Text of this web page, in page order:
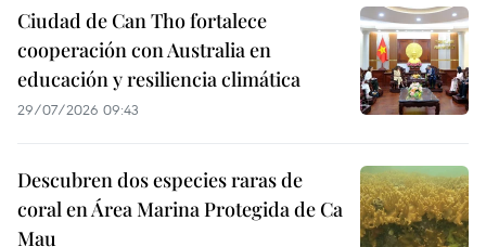
Ciudad de Can Tho fortalece
cooperación con Australia en
educación y resiliencia climática
29/07/2026 09:43
Descubren dos especies raras de
coral en Área Marina Protegida de Ca
Mau